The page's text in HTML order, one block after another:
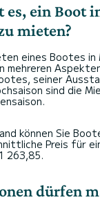
es, ein Boot
mieten?
eines Bootes in
mehreren
seiner
sind die
können Sie
Preis für
263,85.
dürfen